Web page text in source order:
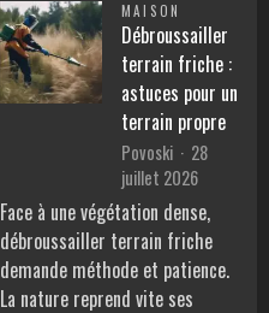
MAISON
Débroussailler
terrain friche :
astuces pour un
terrain propre
Povoski
28
juillet 2026
Face à une végétation dense,
débroussailler terrain friche
demande méthode et patience.
La nature reprend vite ses